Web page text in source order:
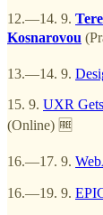
12.—14. 9.
Kosnarovou
13.—14. 9.
15. 9. UXR
(Online) 🆓
16.—17. 9.
16.—19. 9.